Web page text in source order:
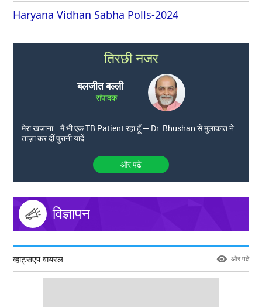
Haryana Vidhan Sabha Polls-2024
तिरछी नजर
बलजीत बल्ली
संपादक
मेरा खजाना… मैं भी एक TB Patient रहा हूँ — Dr. Bhushan से मुलाकात ने
ताज़ा कर दीं पुरानी यादें
और पढे
विज्ञापन
व्हाट्सएप वायरल और पढे